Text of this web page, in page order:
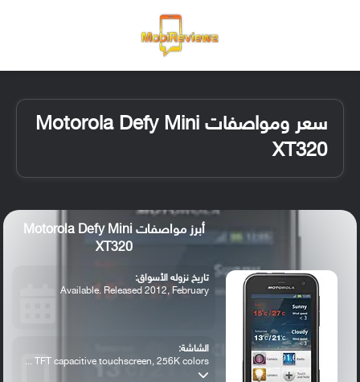
سعر ومواصفات Motorola Defy Mini
XT320
أبرز مواصفات Motorola Defy Mini
XT320
تاريخ نزوله الأسواق:
Available. Released 2012, February
الشاشة:
TFT capacitive touchscreen, 256K colors ...